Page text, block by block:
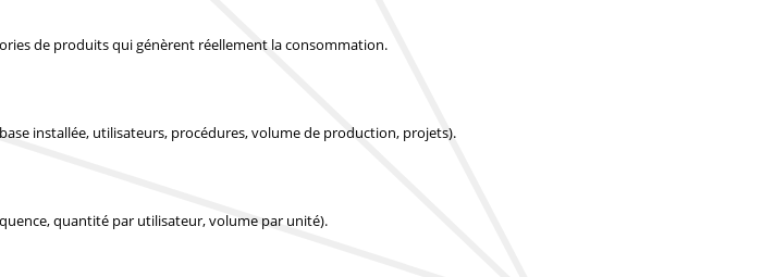
de produits qui génèrent réellement la consommation.
installée, utilisateurs, procédures, volume de production, projets).
quantité par utilisateur, volume par unité).